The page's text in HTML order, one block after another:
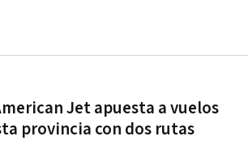
Jet apuesta a vuelos
provincia con dos rutas